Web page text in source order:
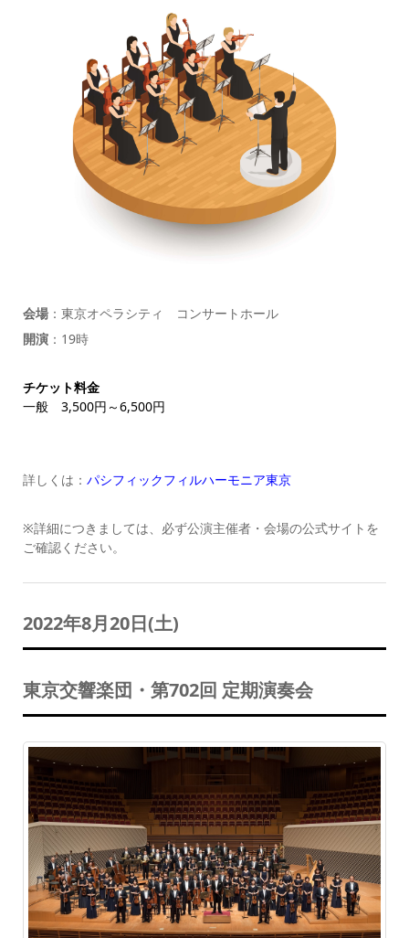
会場：東京オペラシティ コンサートホール
開演：19時
チケット料金
一般 3,500円～6,500円
詳しくは： パシフィックフィルハーモニア東京
※詳細につきましては、必ず公演主催者・会場の公式サイトを
ご確認ください。
2022年8月20日(土)
東京交響楽団・第702回 定期演奏会